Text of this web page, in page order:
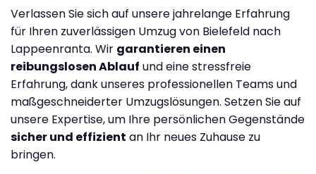
Verlassen Sie sich auf unsere jahrelange Erfahrung
für Ihren zuverlässigen Umzug von Bielefeld nach
Lappeenranta. Wir garantieren einen
reibungslosen Ablauf und eine stressfreie
Erfahrung, dank unseres professionellen Teams und
maßgeschneiderter Umzugslösungen. Setzen Sie auf
unsere Expertise, um Ihre persönlichen Gegenstände
sicher und effizient an Ihr neues Zuhause zu
bringen.